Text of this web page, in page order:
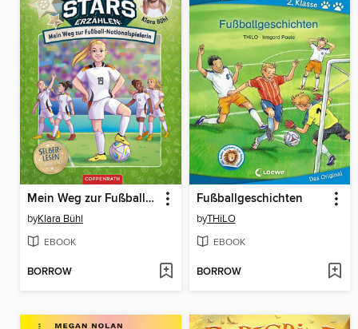
Mein Weg zur Fußball-Nationalspielerin
byKlara Bühl
EBOOK
BORROW
Fußballgeschichten
byTHiLO
EBOOK
BORROW